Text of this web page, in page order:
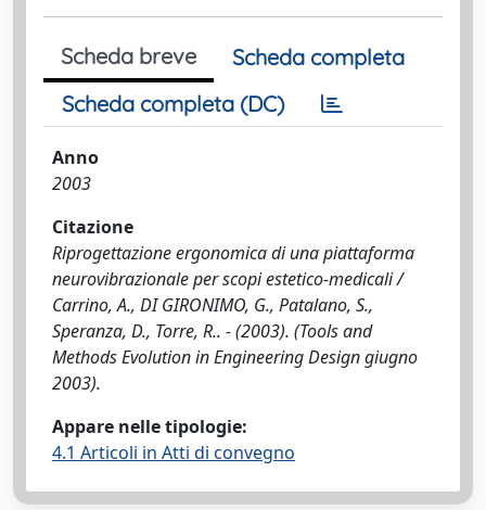
Scheda breve
Scheda completa
Scheda completa (DC)
Anno
2003
Citazione
Riprogettazione ergonomica di una piattaforma
neurovibrazionale per scopi estetico-medicali /
Carrino, A., DI GIRONIMO, G., Patalano, S.,
Speranza, D., Torre, R.. - (2003). (Tools and
Methods Evolution in Engineering Design giugno
2003).
Appare nelle tipologie:
4.1 Articoli in Atti di convegno